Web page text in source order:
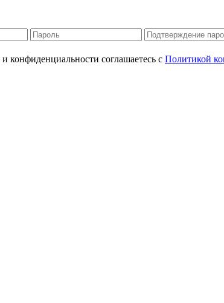
конфиденциальности соглашаетесь с Политикой